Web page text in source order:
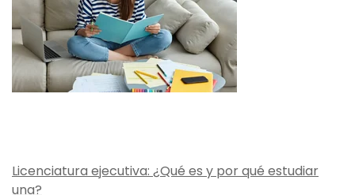
Licenciatura ejecutiva: ¿Qué es y por qué estudiar
una?